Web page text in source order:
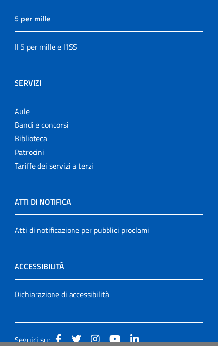
5 per mille
Il 5 per mille e l'ISS
SERVIZI
Aule
Bandi e concorsi
Biblioteca
Patrocini
Tariffe dei servizi a terzi
ATTI DI NOTIFICA
Atti di notificazione per pubblici proclami
ACCESSIBILITÀ
Dichiarazione di accessibilità
Seguici su: